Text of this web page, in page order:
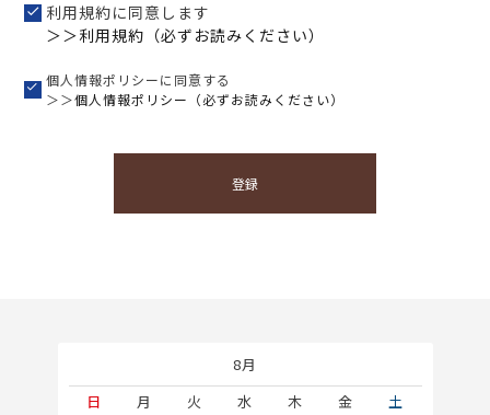
利用規約に同意します
＞＞利用規約（必ずお読みください）
個人情報ポリシーに同意する
＞＞個人情報ポリシー（必ずお読みください）
登録
8月
日
月 火 水 木 金
土